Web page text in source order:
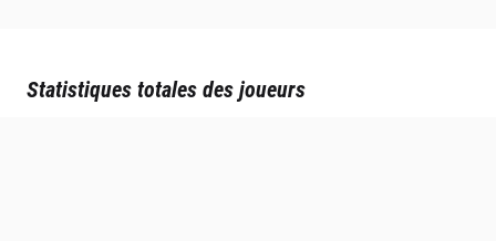
Statistiques totales des joueurs